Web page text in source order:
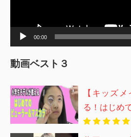
ー
00:00
動画ベスト３
【キッズ
る！はじめ